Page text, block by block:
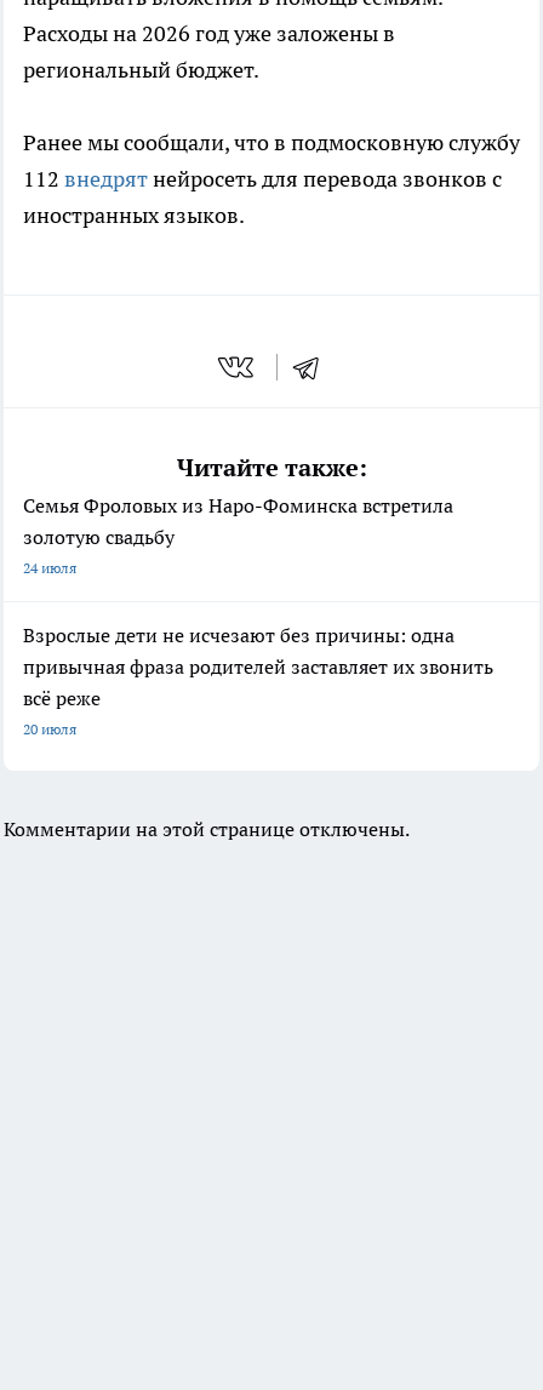
Расходы на 2026 год уже заложены в
региональный бюджет.
Ранее мы сообщали, что в подмосковную службу
112 внедрятнейросеть для перевода звонков с
иностранных языков.
Читайте также:
Семья Фроловых из Наро-Фоминска встретила
золотую свадьбу
24 июля
Взрослые дети не исчезают без причины: одна
привычная фраза родителей заставляет их звонить
всё реже
20 июля
Комментарии на этой странице отключены.